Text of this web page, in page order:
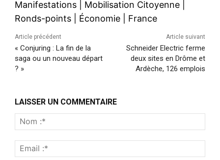
Manifestations Mobilisation Citoyenne
Ronds-points
Économie France
Article précédent
« Conjuring : La fin de la
saga ou un nouveau départ
? »
Article suivant
Schneider Electric ferme
deux sites en Drôme et
Ardèche, 126 emplois
LAISSER UN COMMENTAIRE
:*
:*